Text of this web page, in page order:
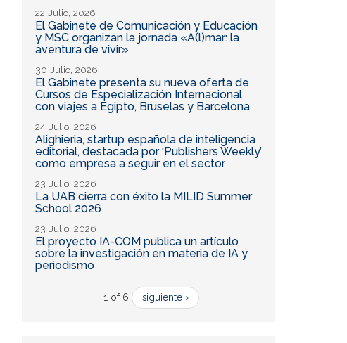
22 Julio, 2026
El Gabinete de Comunicación y Educación
y MSC organizan la jornada «A(l)mar: la
aventura de vivir»
30 Julio, 2026
El Gabinete presenta su nueva oferta de
Cursos de Especialización Internacional
con viajes a Egipto, Bruselas y Barcelona
24 Julio, 2026
Alighieria, startup española de inteligencia
editorial, destacada por ‘Publishers Weekly’
como empresa a seguir en el sector
23 Julio, 2026
La UAB cierra con éxito la MILID Summer
School 2026
23 Julio, 2026
El proyecto IA-COM publica un artículo
sobre la investigación en materia de IA y
periodismo
1 of 6 siguiente ›